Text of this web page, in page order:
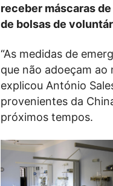
receber máscaras
de bolsas de
“As medidas de
que não adoeçam ao
explicou António
provenientes da
próximos tempos.